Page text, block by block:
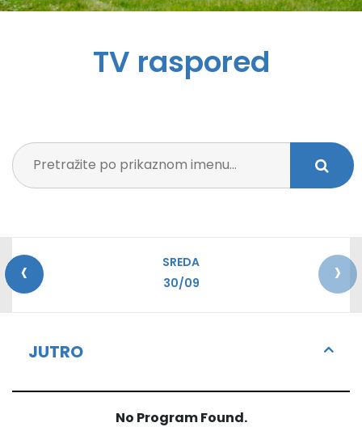
TV raspored
SREDA
30/09
‹ ›
JUTRO
No Program Found.